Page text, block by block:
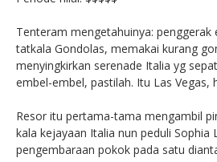
Tenteram mengetahuinya: penggerak
tatkala Gondolas, memakai kurang
menyingkirkan serenade Italia yg
embel-embel, pastilah. Itu Las Vegas,
Resor itu pertama-tama mengambil
kala kejayaan Italia nun peduli Sophia
pengembaraan pokok pada satu